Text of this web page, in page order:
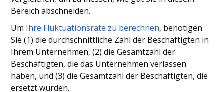
Bereich abschneiden.
Um Ihre Fluktuationsrate zu berechnen, benötigen
Sie (1) die durchschnittliche Zahl der Beschäftigten in
Ihrem Unternehmen, (2) die Gesamtzahl der
Beschäftigten, die das Unternehmen verlassen
haben, und (3) die Gesamtzahl der Beschäftigten, die
ersetzt wurden.